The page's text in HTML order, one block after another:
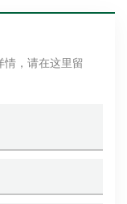
情，请在这里留